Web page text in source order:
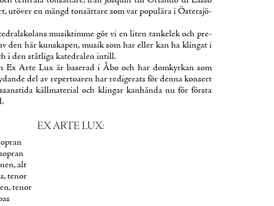
utö­ver en mängd ton­sät­ta­re som var po­pu­lä­ra i Ös­ters­jö­
musik­tim­me gör vi en li­ten tan­ke­lek och pre­
den här kuns­ka­pen, musik som har el­ler kan ha klin­gat i
i den ståt­li­ga ka­te­dra­len in­till.
Ex Ar­te Lux är ba­se­rad i Åbo och har dom­kyr­kan som
del av re­per­toa­ren har re­di­ge­rats för den­na kon­sert
käll­ma­te­rial och klin­gar kan­hän­da nu för förs­ta
EX AR­TE LUX:
alt
te­nor
te­nor